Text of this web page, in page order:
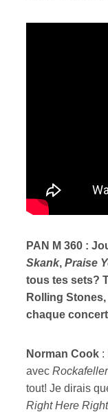
PAN M 360 :
Skank, Praise
tous tes sets?
Rolling
chaque
Norman Cook :
avec
tout! Je dirais
Right Here